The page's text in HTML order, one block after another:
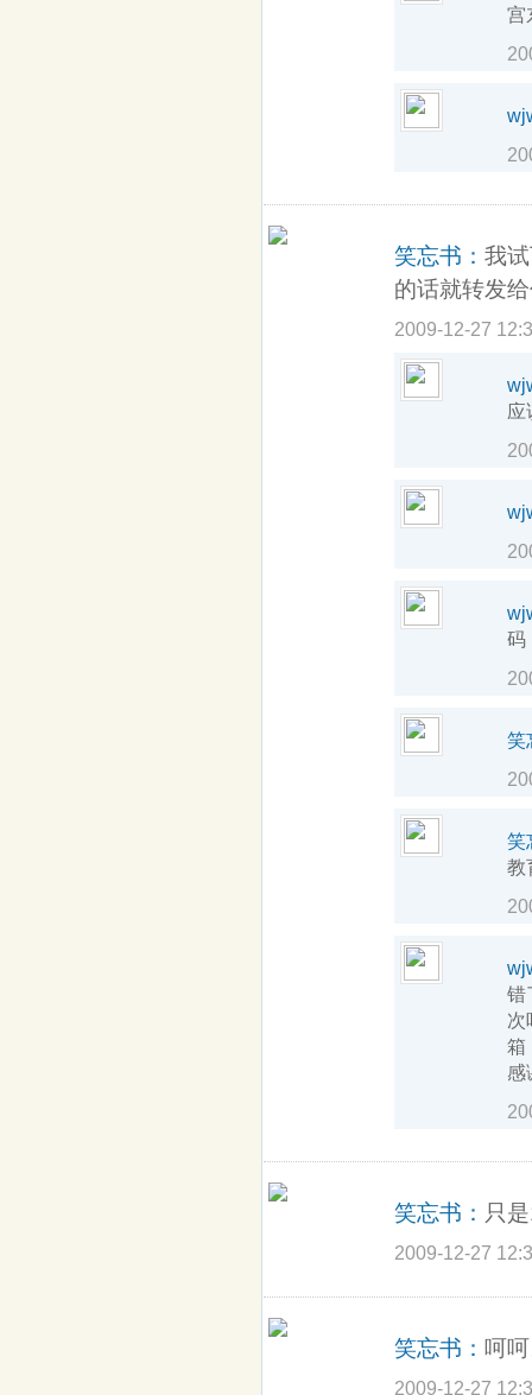
宫
笑忘书： 我
的话就转发
2009-12-27
应
码
笑
笑
教
错
次
箱
感
笑忘书： 只
2009-12-27
笑忘书： 呵
2009-12-27